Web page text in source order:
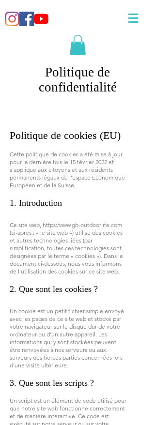
Politique de
confidentialité
Politique de cookies (EU)
Cette politique de cookies a été mise à jour
pour la dernière fois le 15 février 2022 et
s’applique aux citoyens et aux résidents
permanents légaux de l’Espace Économique
Européen et de la Suisse.
1. Introduction
Ce site web, https:/www.gb-outdoorlife.com
(ci-après : « le site web ») utilise des cookies
et autres technologies liées (par
simplification, toutes ces technologies sont
désignées par le terme « cookies »). Dans le
document ci-dessous, nous vous informons
de l’utilisation des cookies sur ce site web.
2. Que sont les cookies ?
Un cookie est un petit fichier simple envoyé
avec les pages de ce site web et stocké par
votre navigateur sur le disque dur de votre
ordinateur ou d’un autre appareil. Les
informations qui y sont stockées peuvent
être renvoyées à nos serveurs ou aux
serveurs des tierces parties concernées lors
d’une visite ultérieure.
3. Que sont les scripts ?
Un script est un élément de code utilisé pour
que notre site web fonctionne correctement
et de manière interactive. Ce code est